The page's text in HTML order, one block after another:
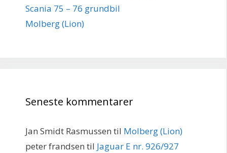
Scania 75 – 76 grundbil
Molberg (Lion)
Seneste kommentarer
Jan Smidt Rasmussen til Molberg (Lion)
peter frandsen til Jaguar E nr. 926/927